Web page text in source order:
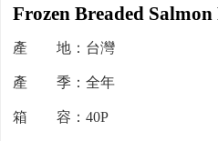
Frozen Breaded
產 地：台灣
產 季：全年
箱 容：40P